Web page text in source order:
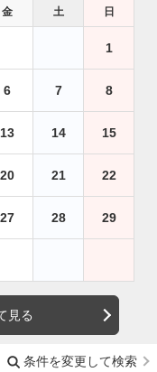
金 土 日
1
6 7 8
13 14 15
20 21 22
27 28 29
見る
条件を変更して検索